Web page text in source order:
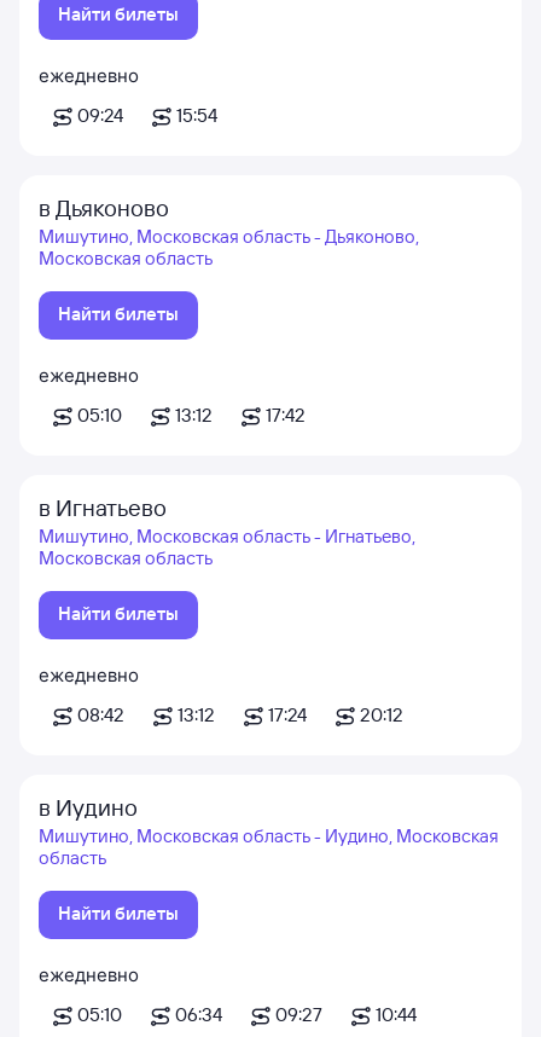
Найти билеты
ежедневно
09:24
15:54
в Дьяконово
Мишутино, Московская область - Дьяконово,
Московская область
Найти билеты
ежедневно
05:10
13:12 17:42
в Игнатьево
Мишутино, Московская область - Игнатьево,
Московская область
Найти билеты
ежедневно
08:42
13:12 17:24 20:12
в Иудино
Мишутино, Московская область - Иудино, Московская
область
Найти билеты
ежедневно
05:10
06:34 09:27 10:44